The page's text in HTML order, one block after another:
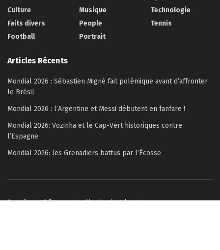
Culture
Faits divers
Football
Musique
People
Portrait
Technologie
Tennis
Articles Récents
Mondial 2026 : Sébastien Migné fait polémique avant d’affronter
le Brésil
Mondial 2026 : l’Argentine et Messi débutent en fanfare !
Mondial 2026: Vozinha et le Cap-Vert historiques contre
l’Espagne
Mondial 2026: les Grenadiers battus par l’Écosse
Accueil A Propos
Mention Legales